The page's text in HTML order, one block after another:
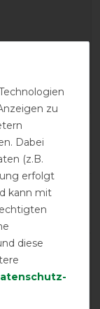
zu
Dabei
(z.B.
erfolgt
kann mit
diese